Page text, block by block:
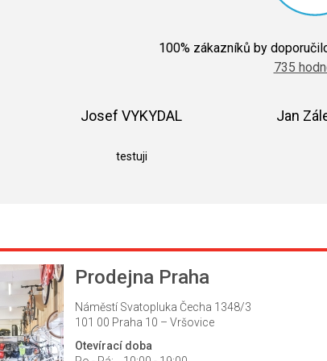
je
5
100% zákazníků by
735
Josef VYKYDAL
testuji
Jan
Prodejna Praha
Náměstí Svatopluka Čecha 1348/3
101 00 Praha 10 – Vršovice
Otevírací doba